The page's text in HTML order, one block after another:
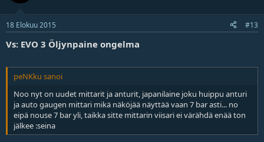
18 Elokuu 2015 #13
Vs: EVO 3 Öljynpaine ongelma
peNKku sanoi
Noo nyt on uudet mittarit ja anturit, japanilaine joku huippu anturi
ja auto gaugen mittari mikä näköjää näyttää vaan 7 bar asti... no
eipä nouse 7 bar yli, taikka sitte mittarin viisari ei värähdä enää ton
jälkee :seina